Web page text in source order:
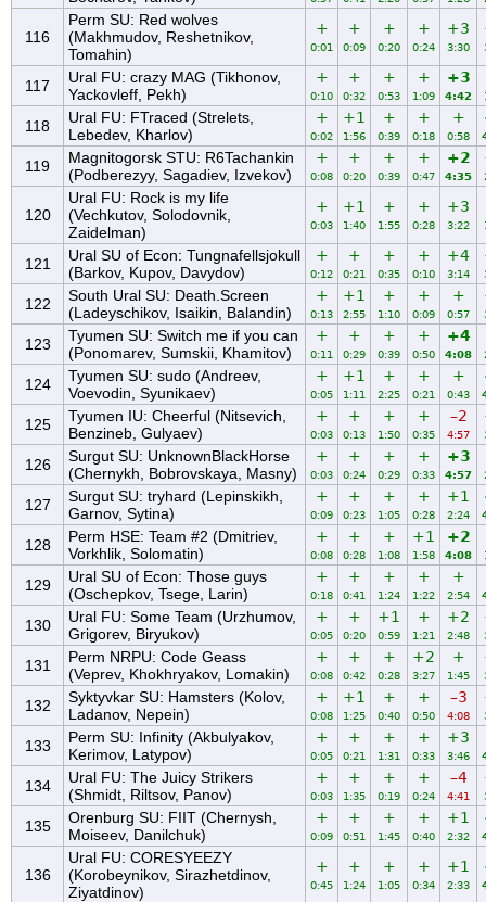
116
Perm SU: Red wolves
(Makhmudov, Reshetnikov,
Tomahin)
+
0:01
+
0:09
+
0:20
+
0:24
+3
3:30
117
Ural FU: crazy MAG (Tikhonov,
Yackovleff, Pekh)
+
0:10
+
0:32
+
0:53
+
1:09
+3
4:42
118
Ural FU: FTraced (Strelets,
Lebedev, Kharlov)
+
0:02
+1
1:56
+
0:39
+
0:18
+
0:58
119
Magnitogorsk STU: R6Tachankin
(Podberezyy, Sagadiev, Izvekov)
+
0:08
+
0:20
+
0:39
+
0:47
+2
4:35
120
Ural FU: Rock is my life
(Vechkutov, Solodovnik,
Zaidelman)
+
0:03
+1
1:40
+
1:55
+
0:28
+3
3:22
121
Ural SU of Econ: Tungnafellsjokull
(Barkov, Kupov, Davydov)
+
0:12
+
0:21
+
0:35
+
0:10
+4
3:14
122
South Ural SU: Death.Screen
(Ladeyschikov, Isaikin, Balandin)
+
0:13
+1
2:55
+
1:10
+
0:09
+
0:57
123
Tyumen SU: Switch me if you can
(Ponomarev, Sumskii, Khamitov)
+
0:11
+
0:29
+
0:39
+
0:50
+4
4:08
124
Tyumen SU: sudo (Andreev,
Voevodin, Syunikaev)
+
0:05
+1
1:11
+
2:25
+
0:21
+
0:43
125
Tyumen IU: Cheerful (Nitsevich,
Benzineb, Gulyaev)
+
0:03
+
0:13
+
1:50
+
0:35
–2
4:57
126
Surgut SU: UnknownBlackHorse
(Chernykh, Bobrovskaya, Masny)
+
0:03
+
0:24
+
0:29
+
0:33
+3
4:57
127
Surgut SU: tryhard (Lepinskikh,
Garnov, Sytina)
+
0:09
+
0:23
+
1:05
+
0:28
+1
2:24
128
Perm HSE: Team #2 (Dmitriev,
Vorkhlik, Solomatin)
+
0:08
+
0:28
+
1:08
+1
1:58
+2
4:08
129
Ural SU of Econ: Those guys
(Oschepkov, Tsege, Larin)
+
0:18
+
0:41
+
1:24
+
1:22
+
2:54
130
Ural FU: Some Team (Urzhumov,
Grigorev, Biryukov)
+
0:05
+
0:20
+1
0:59
+
1:21
+2
2:48
131
Perm NRPU: Code Geass
(Veprev, Khokhryakov, Lomakin)
+
0:08
+
0:42
+
0:28
+2
3:27
+
1:45
132
Syktyvkar SU: Hamsters (Kolov,
Ladanov, Nepein)
+
0:08
+1
1:25
+
0:40
+
0:50
–3
4:08
133
Perm SU: Infinity (Akbulyakov,
Kerimov, Latypov)
+
0:05
+
0:21
+
1:31
+
0:33
+3
3:46
134
Ural FU: The Juicy Strikers
(Shmidt, Riltsov, Panov)
+
0:03
+
1:35
+
0:19
+
0:24
–4
4:41
135
Orenburg SU: FIIT (Chernysh,
Moiseev, Danilchuk)
+
0:09
+
0:51
+
1:45
+
0:40
+1
2:32
136
Ural FU: CORESYEEZY
(Korobeynikov, Sirazhetdinov,
Ziyatdinov)
+
0:45
+
1:24
+
1:05
+
0:34
+1
2:33